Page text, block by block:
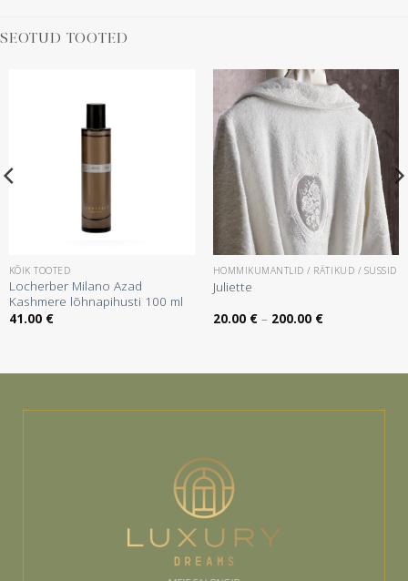
SEOTUD TOOTED
KÕIK TOOTED
Locherber Milano Azad
Kashmere lõhnapihusti 100 ml
41.00 €
HOMMIKUMANTLID / RÄTIKUD / SUSSID
Juliette
20.00 € – 200.00 €Hinnavahemik:
20.00 €